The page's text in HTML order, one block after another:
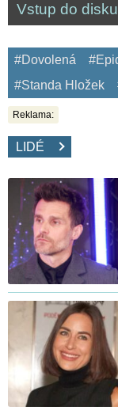
Vstup do
#Dovolená
#Standa Hložek
Reklama:
LIDÉ